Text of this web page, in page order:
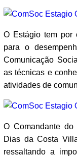
O Estágio tem por
para o
Comunicação
as técnicas e
atividades de
O Comandante do
Dias da Costa
ressaltando a